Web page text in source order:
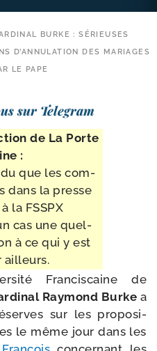
BURKE : SÉRIEUSES
D’ANNULATION DES MARIAGES
LE PAPE
sur Telegram
de La Porte
:
que les com­
dans la presse
la FSSPX
cas une quel­
à ce qui y est
ailleurs.
Franciscaine de
Raymond Burke a
sur les pro­po­si­
le même jour dans les